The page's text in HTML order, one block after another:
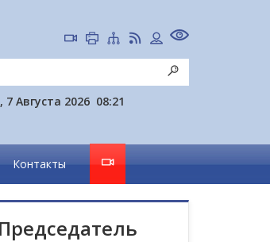
Августа 2026 08:21
Контакты
Председатель